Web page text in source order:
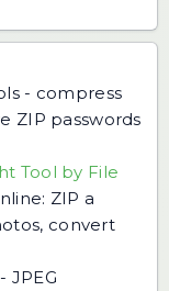
- compress
ZIP passwords
Tool by File
ZIP a
convert
- JPEG